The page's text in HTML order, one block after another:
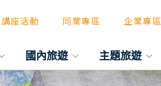
講座活動 同業專區 企業專區
國內旅遊 主題旅遊